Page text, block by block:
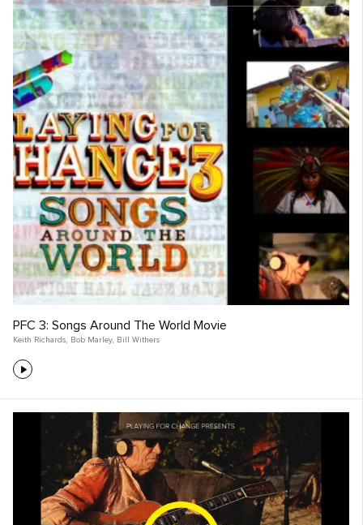
PFC 3: Songs Around The World Movie
Keith Richards, Bob Marley, Bill Withers